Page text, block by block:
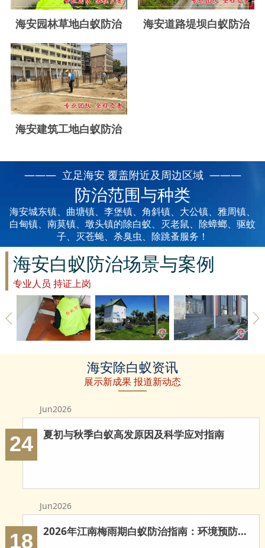
东莞白蚁防治
佛山白蚁防治
深圳白蚁防治
云浮白蚁防治
新兴白蚁防治
肇庆白蚁防治
海安园林草地白蚁防治 海安道路堤坝白蚁防治
海安建筑工地白蚁防治
——— 立足海安 覆盖附近及周边区域 ———
防治范围与种类
海安城东镇、曲塘镇、李堡镇、角斜镇、大公镇、雅周镇、
白甸镇、南莫镇、墩头镇的除白蚁、灭老鼠、除蟑螂、驱蚊
子、灭苍蝇、杀臭虫、除跳蚤服务！
海安白蚁防治场景与案例
专业人员 持证上岗
海安草地除
海安建筑白
蚁防治
海安家具防
海安除白蚁资讯
展示新成果 报道新动态
Jun2026
24 夏初与秋季白蚁高发原因及科学应对指南
Jun2026
18 2026年江南梅雨期白蚁防治指南：环境预防与科学灭治